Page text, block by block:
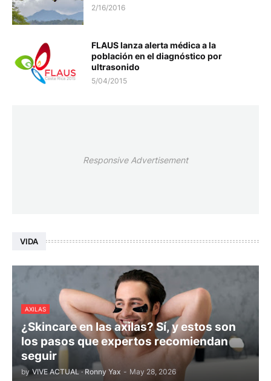
2/16/2016
FLAUS lanza alerta médica a la
población en el diagnóstico por
ultrasonido
5/04/2015
Responsive Advertisement
VIDA
AXILAS
¿Skincare en las axilas? Sí, y estos son
los pasos que expertos recomiendan
seguir
by VIVE ACTUAL · Ronny Yax - May 28, 2026